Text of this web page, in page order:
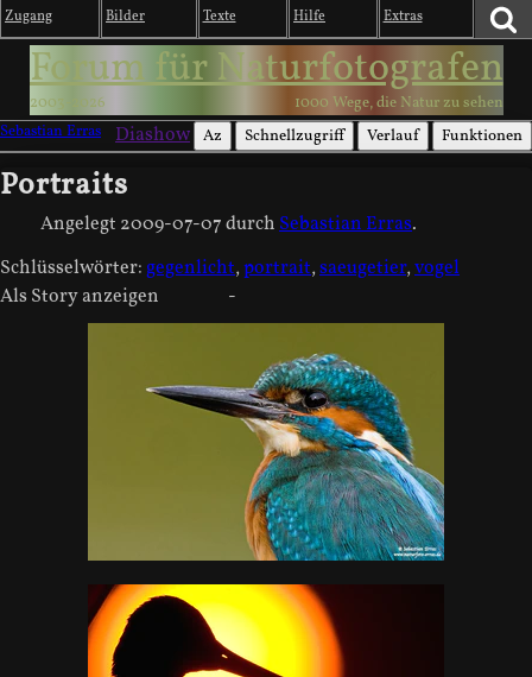
Zugang Bilder Texte Hilfe Extras
Forum für Naturfotografen
2003-2026
1000 Wege, die Natur zu sehen
Sebastian Erras
Diashow Az Schnellzugriff Verlauf Funktionen
Portraits
Angelegt 2009-07-07durchSebastian Erras.
Schlüsselwörter:gegenlicht,portrait,saeugetier,vogel
Als Story anzeigen
-